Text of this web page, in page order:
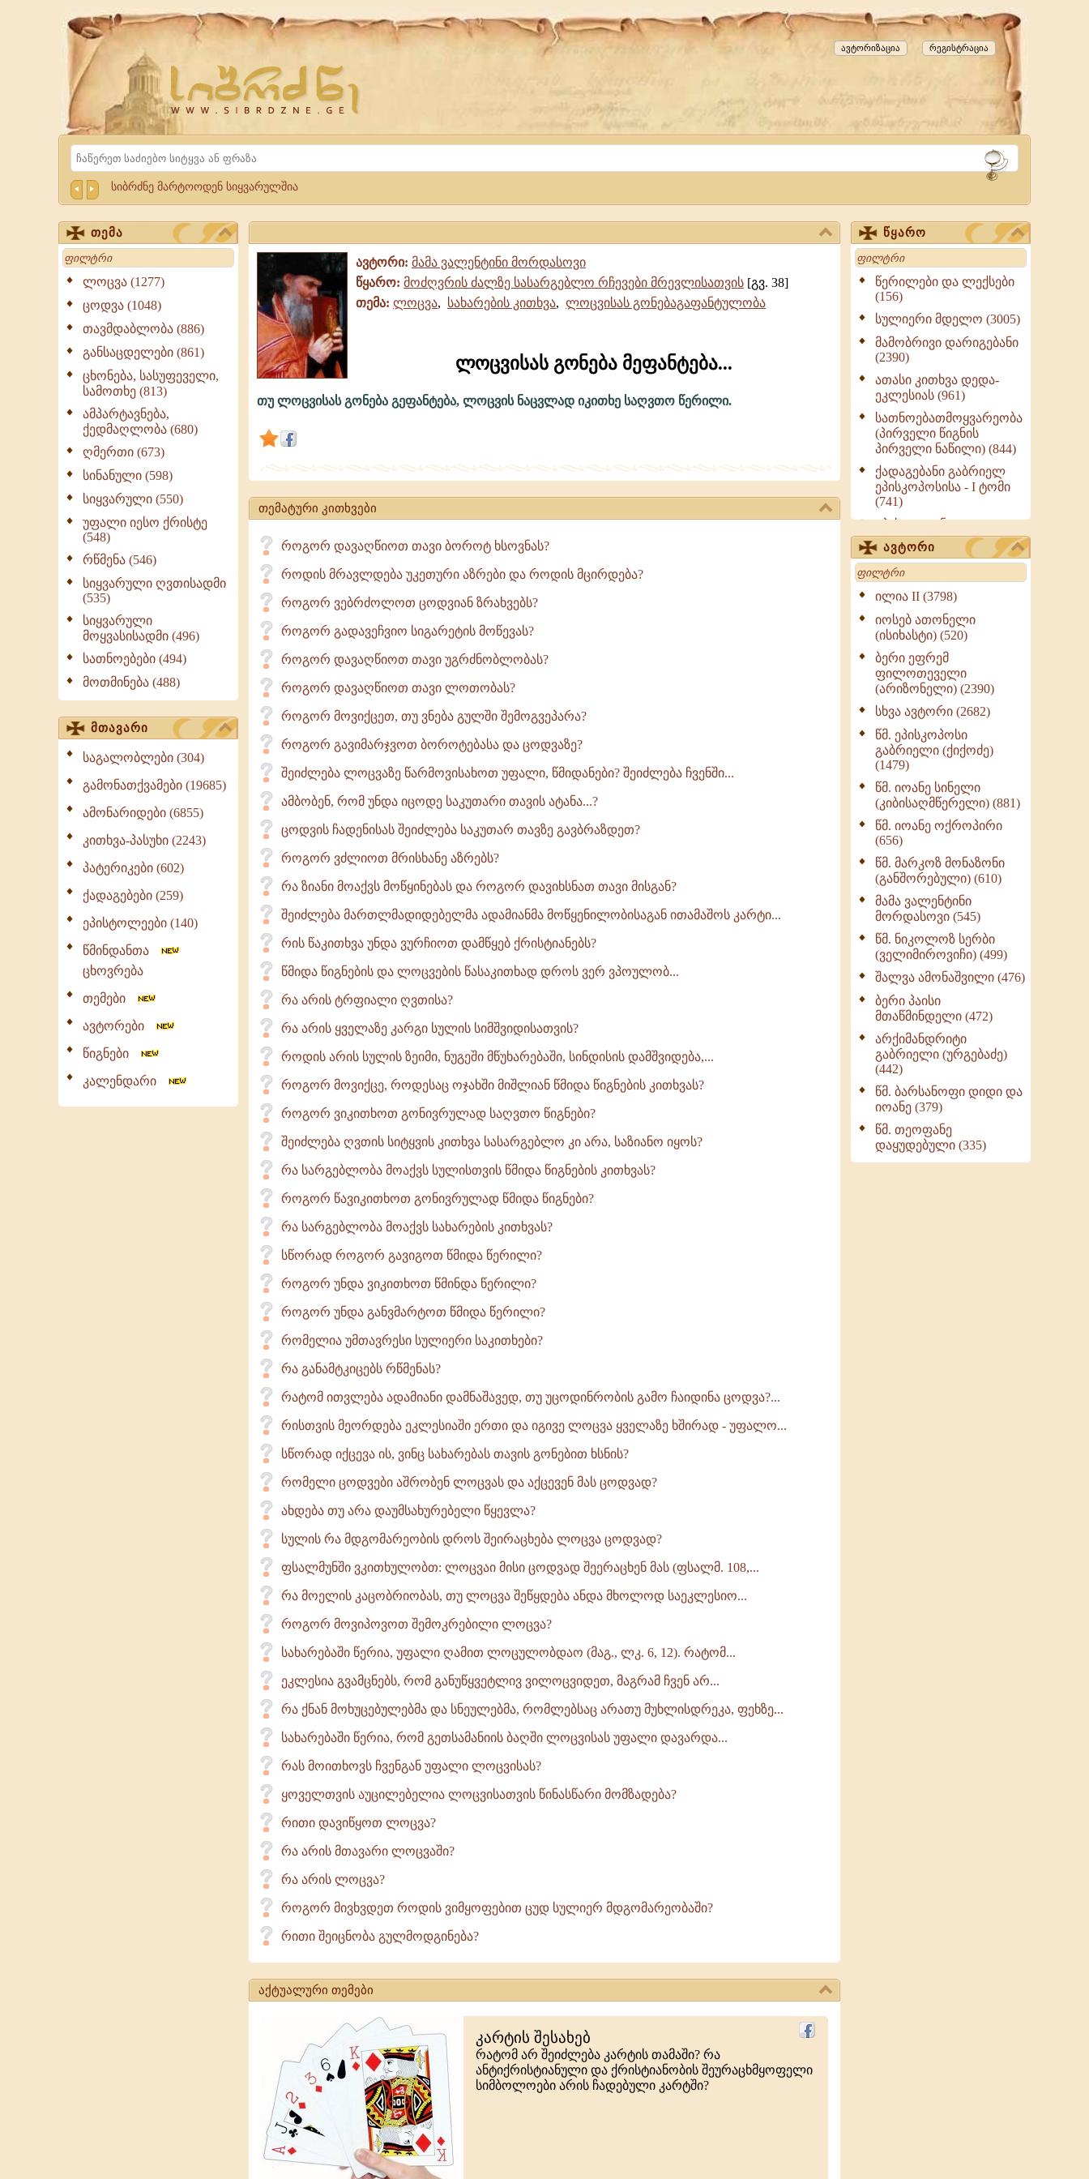
Website
Sibrdzne.ge
რეგისტრაცია
ავტორიზაცია
Search
სიბრძნე მარტოოდენ სიყვარულშია
თემა
Search
ლოცვა (1277)
ცოდვა (1048)
თავმდაბლობა (886)
განსაცდელები (861)
ცხონება, სასუფეველი,
სამოთხე (813)
ამპარტავნება,
ქედმაღლობა (680)
ღმერთი (673)
სინანული (598)
სიყვარული (550)
უფალი იესო ქრისტე
(548)
რწმენა (546)
სიყვარული ღვთისადმი
(535)
სიყვარული
მოყვასისადმი (496)
სათნოებები (494)
მოთმინება (488)
მთავარი
საგალობლები (304)
გამონათქვამები (19685)
ამონარიდები (6855)
კითხვა-პასუხი (2243)
პატერიკები (602)
ქადაგებები (259)
ეპისტოლეები (140)
წმინდანთა
ცხოვრება
თემები
ავტორები
წიგნები
კალენდარი
ავტორი: მამა ვალენტინი მორდასოვი
წყარო: მოძღვრის ძალზე სასარგებლო რჩევები მრევლისათვის [გვ. 38]
თემა: ლოცვა, სახარების კითხვა, ლოცვისას გონებაგაფანტულობა
ლოცვისას გონება მეფანტება...
გონება
მეფანტება...
თუ ლოცვისას გონება გეფანტება, ლოცვის ნაცვლად იკითხე საღვთო წერილი.
თემატური კითხვები
როგორ დავაღწიოთ თავი ბოროტ ხსოვნას?
როდის მრავლდება უკეთური აზრები და როდის მცირდება?
როგორ ვებრძოლოთ ცოდვიან ზრახვებს?
როგორ გადავეჩვიო სიგარეტის მოწევას?
როგორ დავაღწიოთ თავი უგრძნობლობას?
როგორ დავაღწიოთ თავი ლოთობას?
როგორ მოვიქცეთ, თუ ვნება გულში შემოგვეპარა?
როგორ გავიმარჯვოთ ბოროტებასა და ცოდვაზე?
შეიძლება ლოცვაზე წარმოვისახოთ უფალი, წმიდანები? შეიძლება ჩვენში...
ამბობენ, რომ უნდა იცოდე საკუთარი თავის ატანა...?
ცოდვის ჩადენისას შეიძლება საკუთარ თავზე გავბრაზდეთ?
როგორ ვძლიოთ მრისხანე აზრებს?
რა ზიანი მოაქვს მოწყინებას და როგორ დავიხსნათ თავი მისგან?
შეიძლება მართლმადიდებელმა ადამიანმა მოწყენილობისაგან ითამაშოს კარტი...
რის წაკითხვა უნდა ვურჩიოთ დამწყებ ქრისტიანებს?
წმიდა წიგნების და ლოცვების წასაკითხად დროს ვერ ვპოულობ...
რა არის ტრფიალი ღვთისა?
რა არის ყველაზე კარგი სულის სიმშვიდისათვის?
როდის არის სულის ზეიმი, ნუგეში მწუხარებაში, სინდისის დამშვიდება,...
როგორ მოვიქცე, როდესაც ოჯახში მიშლიან წმიდა წიგნების კითხვას?
როგორ ვიკითხოთ გონივრულად საღვთო წიგნები?
შეიძლება ღვთის სიტყვის კითხვა სასარგებლო კი არა, საზიანო იყოს?
რა სარგებლობა მოაქვს სულისთვის წმიდა წიგნების კითხვას?
როგორ წავიკითხოთ გონივრულად წმიდა წიგნები?
რა სარგებლობა მოაქვს სახარების კითხვას?
სწორად როგორ გავიგოთ წმიდა წერილი?
როგორ უნდა ვიკითხოთ წმინდა წერილი?
როგორ უნდა განვმარტოთ წმიდა წერილი?
რომელია უმთავრესი სულიერი საკითხები?
რა განამტკიცებს რწმენას?
რატომ ითვლება ადამიანი დამნაშავედ, თუ უცოდინრობის გამო ჩაიდინა ცოდვა?...
რისთვის მეორდება ეკლესიაში ერთი და იგივე ლოცვა ყველაზე ხშირად - უფალო...
სწორად იქცევა ის, ვინც სახარებას თავის გონებით ხსნის?
რომელი ცოდვები აშრობენ ლოცვას და აქცევენ მას ცოდვად?
ახდება თუ არა დაუმსახურებელი წყევლა?
სულის რა მდგომარეობის დროს შეირაცხება ლოცვა ცოდვად?
ფსალმუნში ვკითხულობთ: ლოცვაი მისი ცოდვად შეერაცხენ მას (ფსალმ. 108,...
რა მოელის კაცობრიობას, თუ ლოცვა შეწყდება ანდა მხოლოდ საეკლესიო...
როგორ მოვიპოვოთ შემოკრებილი ლოცვა?
სახარებაში წერია, უფალი ღამით ლოცულობდაო (მაგ., ლკ. 6, 12). რატომ...
ეკლესია გვამცნებს, რომ განუწყვეტლივ ვილოცვიდეთ, მაგრამ ჩვენ არ...
რა ქნან მოხუცებულებმა და სნეულებმა, რომლებსაც არათუ მუხლისდრეკა, ფეხზე...
სახარებაში წერია, რომ გეთსამანიის ბაღში ლოცვისას უფალი დავარდა...
რას მოითხოვს ჩვენგან უფალი ლოცვისას?
ყოველთვის აუცილებელია ლოცვისათვის წინასწარი მომზადება?
რითი დავიწყოთ ლოცვა?
რა არის მთავარი ლოცვაში?
რა არის ლოცვა?
როგორ მივხვდეთ როდის ვიმყოფებით ცუდ სულიერ მდგომარეობაში?
რითი შეიცნობა გულმოდგინება?
აქტუალური თემები
კარტის შესახებ
რატომ არ შეიძლება კარტის თამაში? რა
ანტიქრისტიანული და ქრისტიანობის შეურაცხმყოფელი
სიმბოლოები არის ჩადებული კარტში?
წყარო
Search
წერილები და ლექსები
(156)
სულიერი მდელო (3005)
მამობრივი დარიგებანი
(2390)
ათასი კითხვა დედა-
ეკლესიას (961)
სათნოებათმოყვარეობა
(პირველი წიგნის
პირველი ნაწილი) (844)
ქადაგებანი გაბრიელ
ეპისკოპოსისა - I ტომი
(741)
ეპისტოლენი,
ქადაგებანი, სიტყვანი
(ნაწილი III) (723)
მოძღვრის ძალზე
სასარგებლო რჩევები
მრევლისათვის (545)
Wisdomge (514)
ქადაგებანი გაბრიელ
ეპისკოპოსისა - II ტომი
(370)
სულიერი ცხოვრების
სახელმძღვანელო -
ნაწილი II (369)
ღმერთი და ადამიანები
(287)
ბერის დიადემა (278)
მონაზვნური
გამოცდილების
ოთხი ასეული თავი
სიყვარულის შესახებ
(259)
ავტორი
Search
ილია II (3798)
იოსებ ათონელი
(ისიხასტი) (520)
ბერი ეფრემ
ფილოთეველი
(არიზონელი) (2390)
სხვა ავტორი (2682)
წმ. ეპისკოპოსი
გაბრიელი (ქიქოძე)
(1479)
წმ. იოანე სინელი
(კიბისაღმწერელი) (881)
წმ. იოანე ოქროპირი
(656)
წმ. მარკოზ მონაზონი
(განშორებული) (610)
მამა ვალენტინი
მორდასოვი (545)
წმ. ნიკოლოზ სერბი
(ველიმიროვიჩი) (499)
შალვა ამონაშვილი (476)
ბერი პაისი
მთაწმინდელი (472)
არქიმანდრიტი
გაბრიელი (ურგებაძე)
(442)
წმ. ბარსანოფი დიდი და
იოანე (379)
წმ. თეოფანე
დაყუდებული (335)